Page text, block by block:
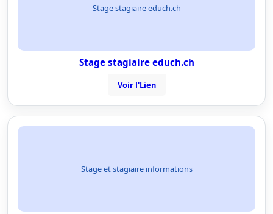
Stage stagiaire educh.ch
Stage stagiaire educh.ch
Voir l'Lien
Stage et stagiaire informations